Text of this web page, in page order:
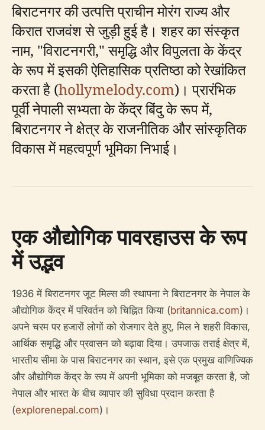
बिराटनगर की उत्पत्ति प्राचीन मोरंग राज्य और
किरात राजवंश से जुड़ी हुई है। शहर का संस्कृत
नाम, "विराटनगरी," समृद्धि और विपुलता के केंद्र
के रूप में इसकी ऐतिहासिक प्रतिष्ठा को रेखांकित
करता है (hollymelody.com)। प्रारंभिक
पूर्वी नेपाली सभ्यता के केंद्र बिंदु के रूप में,
बिराटनगर ने क्षेत्र के राजनीतिक और सांस्कृतिक
विकास में महत्वपूर्ण भूमिका निभाई।
एक औद्योगिक पावरहाउस के रूप
में उद्भव
1936 में बिराटनगर जूट मिल्स की स्थापना ने बिराटनगर के नेपाल के
औद्योगिक केंद्र में परिवर्तन को चिह्नित किया (britannica.com)।
अपने चरम पर हजारों लोगों को रोजगार देते हुए, मिल ने शहरी विकास,
आर्थिक समृद्धि और प्रवासन को बढ़ावा दिया। उपजाऊ तराई क्षेत्र में,
भारतीय सीमा के पास बिराटनगर का स्थान, इसे एक प्रमुख वाणिज्यिक
और औद्योगिक केंद्र के रूप में अपनी भूमिका को मजबूत करता है, जो
नेपाल और भारत के बीच व्यापार की सुविधा प्रदान करता है
(explorenepal.com)।